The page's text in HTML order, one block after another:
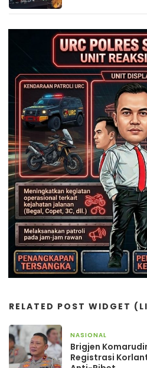
RELATED POST WIDGET
NASIONAL
Brigjen
Registrasi